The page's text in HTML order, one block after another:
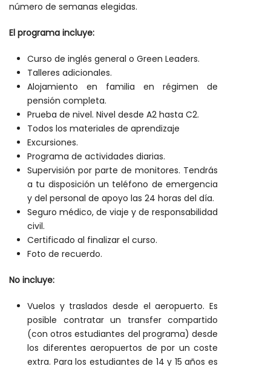
número de semanas elegidas.
El programa incluye:
Curso de inglés general o Green Leaders.
Talleres adicionales.
Alojamiento en familia en régimen de
pensión completa.
Prueba de nivel. Nivel desde A2 hasta C2.
Todos los materiales de aprendizaje
Excursiones.
Programa de actividades diarias.
Supervisión por parte de monitores. Tendrás
a tu disposición un teléfono de emergencia
y del personal de apoyo las 24 horas del día.
Seguro médico, de viaje y de responsabilidad
civil.
Certificado al finalizar el curso.
Foto de recuerdo.
No incluye:
Vuelos y traslados desde el aeropuerto. Es
posible contratar un transfer compartido
(con otros estudiantes del programa) desde
los diferentes aeropuertos de por un coste
extra. Para los estudiantes de 14 y 15 años es